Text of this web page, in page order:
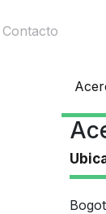
Contacto